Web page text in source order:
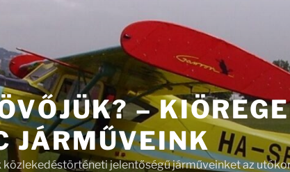
–
JÁRMŰVEINK
közlekedéstörténeti jelentőségű járműveinket az